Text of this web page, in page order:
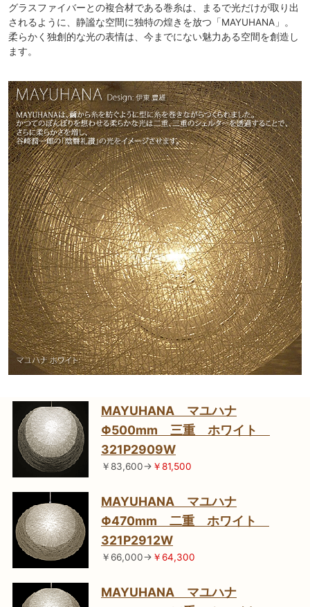
グラスファイバーとの複合材である巻糸は、まるで光だけが取り出
されるように、静謐な空間に独特の煌きを放つ「MAYUHANA」。
柔らかく独創的な光の表情は、今までにない魅力ある空間を創造し
ます。
MAYUHANA マユハナ
Φ500mm 三重 ホワイト
321P2909W
￥83,600→ ￥81,500
MAYUHANA マユハナ
Φ470mm 二重 ホワイト
321P2912W
￥66,000→ ￥64,300
MAYUHANA マユハナ